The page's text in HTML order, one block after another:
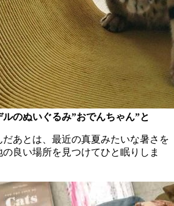
のぬいぐるみ”おでんちゃん”と
あとは、最近の真夏みたいな暑さを
良い場所を見つけてひと眠りしま